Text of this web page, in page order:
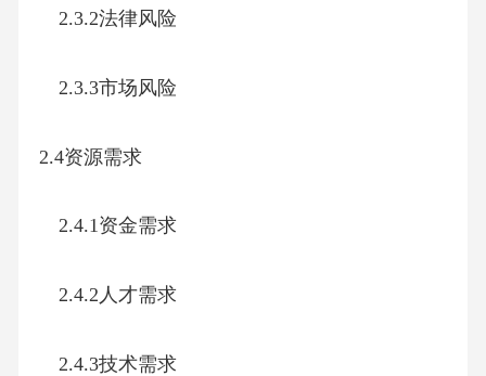
2.3.2法律风险
2.3.3市场风险
2.4资源需求
2.4.1资金需求
2.4.2人才需求
2.4.3技术需求